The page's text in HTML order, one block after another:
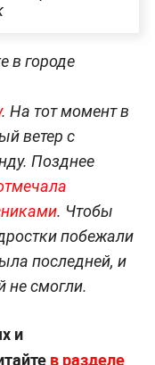
в городе
. На тот момент в
ветер с
Позднее
. Чтобы
побежали
последней, и
не смогли.
и
в разделе